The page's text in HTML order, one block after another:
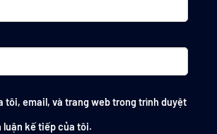
tôi, email, và trang web trong trình duyệt
luận kế tiếp của tôi.